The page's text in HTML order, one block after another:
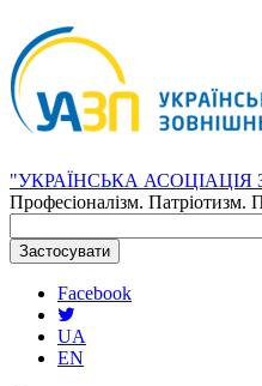
"УКРАЇНСЬКА
Професіоналізм. Патріотизм.
Facebook
UA
EN